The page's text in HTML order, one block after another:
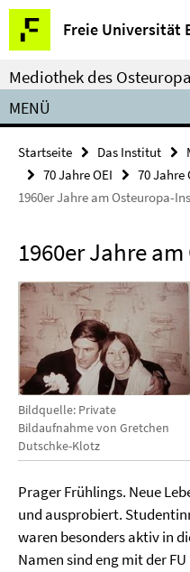
Springe
direkt
zu
Inhalt
Freie Universität
Service-
Navigation
Mediothek des
MENÜ
Startseite Das Institut
70 Jahre OEI
70 Jahre
1960er Jahre am Osteuropa-
1960er Jahre
Bildquelle: Private
Bildaufnahme von Gretchen
Dutschke-Klotz
Prager Frühlings. Neue
und ausprobiert.
waren besonders aktiv in
Namen sind eng mit der